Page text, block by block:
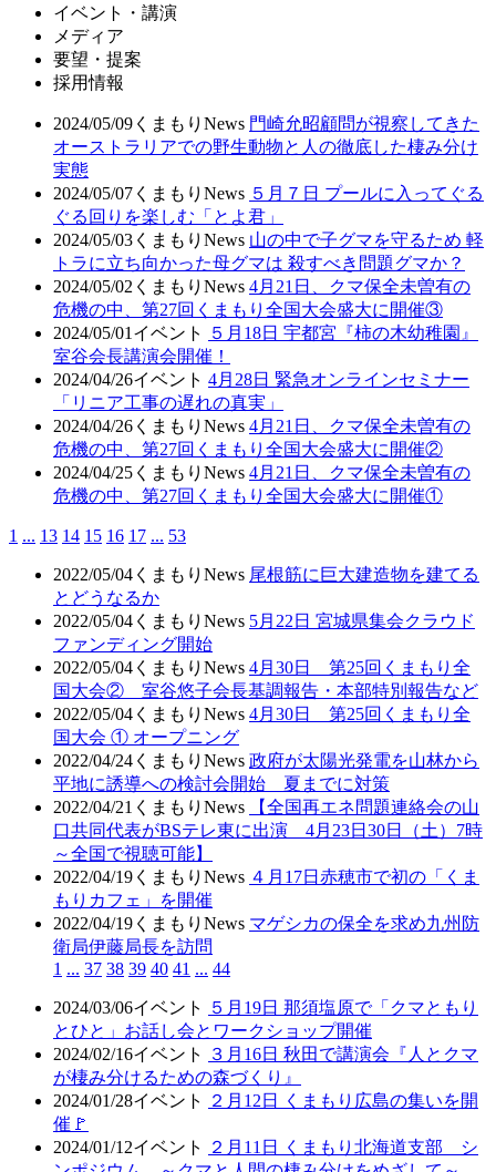
イベント・講演
メディア
要望・提案
採用情報
2024/05/09 くまもりNews 門崎允昭顧問が視察してきた
オーストラリアでの野生動物と人の徹底した棲み分け
実態
2024/05/07 くまもりNews ５月７日 プールに入ってぐる
ぐる回りを楽しむ「とよ君」
2024/05/03 くまもりNews 山の中で子グマを守るため 軽
トラに立ち向かった母グマは 殺すべき問題グマか？
2024/05/02 くまもりNews 4月21日、クマ保全未曽有の
危機の中、第27回くまもり全国大会盛大に開催③
2024/05/01 イベント
５月18日 宇都宮『柿の木幼稚園』
室谷会長講演会開催！
2024/04/26イベント 4月28日 緊急オンラインセミナー
「リニア工事の遅れの真実」
2024/04/26 くまもりNews 4月21日、クマ保全未曽有の
危機の中、第27回くまもり全国大会盛大に開催②
2024/04/25 くまもりNews 4月21日、クマ保全未曽有の
危機の中、第27回くまもり全国大会盛大に開催①
1 ... 13 14 15 16 17 ... 53
2022/05/04 くまもりNews 尾根筋に巨大建造物を建てる
とどうなるか
2022/05/04 くまもりNews 5月22日 宮城県集会クラウド
ファンディング開始
2022/05/04 くまもりNews 4月30日 第25回くまもり全
国大会② 室谷悠子会長基調報告・本部特別報告など
2022/05/04 くまもりNews 4月30日 第25回くまもり全
国大会 ① オープニング
2022/04/24 くまもりNews 政府が太陽光発電を山林から
平地に誘導への検討会開始 夏までに対策
2022/04/21 くまもりNews
【全国再エネ問題連絡会の山
口共同代表がBSテレ東に出演 4月23日30日（土）7時
～全国で視聴可能】
2022/04/19 くまもりNews ４月17日赤穂市で初の「くま
もりカフェ」を開催
2022/04/19 くまもりNews マゲシカの保全を求め九州防
衛局伊藤局長を訪問
1 ... 37 38 39 40 41 ... 44
2024/03/06イベント
５月19日 那須塩原で「クマともり
とひと」お話し会とワークショップ開催
2024/02/16イベント
３月16日 秋田で講演会『人とクマ
が棲み分けるための森づくり』
2024/01/28イベント
２月12日 くまもり広島の集いを開
催🚩
2024/01/12イベント
２月11日 くまもり北海道支部 シ